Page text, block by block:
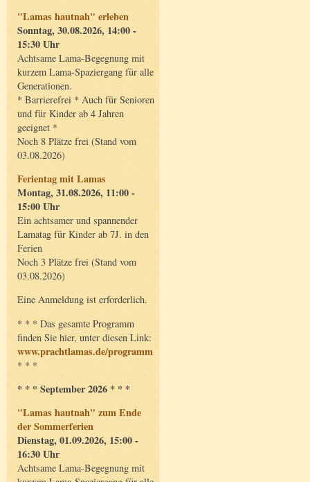
"Lamas hautnah" erleben
Sonntag, 30.08.2026, 14:00 -
15:30 Uhr
Achtsame Lama-Begegnung mit
kurzem Lama-Spaziergang für alle
Generationen.
* Barrierefrei * Auch für Senioren
und für Kinder ab 4 Jahren
geeignet *
Noch 8 Plätze frei (Stand vom
03.08.2026)
Ferientag mit Lamas
Montag, 31.08.2026, 11:00 -
15:00 Uhr
Ein achtsamer und spannender
Lamatag für Kinder ab 7J. in den
Ferien
Noch 3 Plätze frei (Stand vom
03.08.2026)
Eine Anmeldung ist erforderlich.
* * * Das gesamte Programm
finden Sie hier, unter diesen Link:
www.prachtlamas.de/programm
* * *
* * * September 2026 * * *
"Lamas hautnah" zum Ende
der Sommerferien
Dienstag, 01.09.2026, 15:00 -
16:30 Uhr
Achtsame Lama-Begegnung mit